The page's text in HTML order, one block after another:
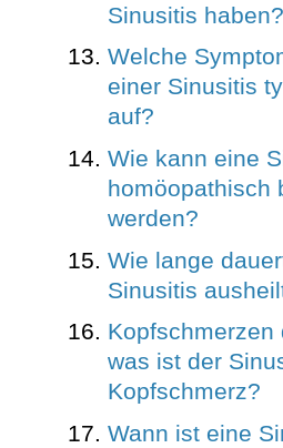
Sinusitis haben?
Welche
einer Sinusitis
auf?
Wie kann eine
homöopathisch
werden?
Wie lange
Sinusitis
Kopfschmerzen
was ist der
Kopfschmerz?
Wann ist eine